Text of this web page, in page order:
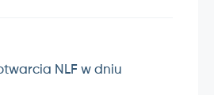
NLF w dniu